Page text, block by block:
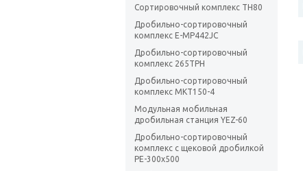
Сортировочный комплекс TH80
Дробильно-сортировочный
комплекс E-MP442JC
Дробильно-сортировочный
комплекс 265TPH
Дробильно-сортировочный
комплекс MKT150-4
Модульная мобильная
дробильная станция YEZ-60
Дробильно-сортировочный
комплекс с щековой дробилкой
PE-300х500